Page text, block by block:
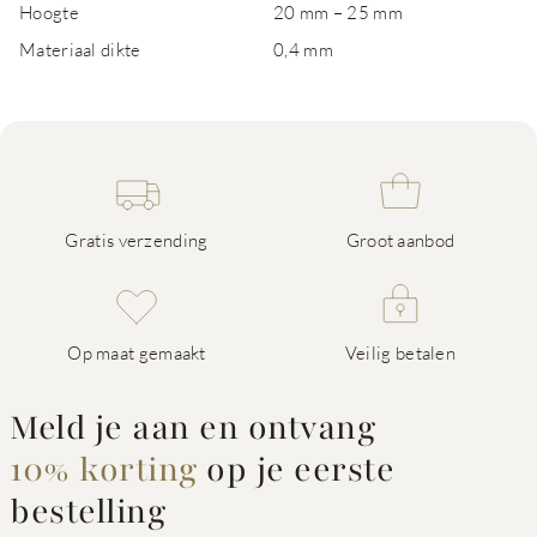
Hoogte
20 mm – 25 mm
Materiaal dikte
0,4 mm
Gratis verzending Groot aanbod
Op maat gemaakt Veilig betalen
Meld je aan en ontvang
10% korting op je eerste
bestelling